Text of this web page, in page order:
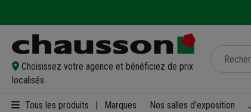
Choisissez votre agence et bénéficiez de prix
localisés
Tous les produits Marques Nos salles d'exposition